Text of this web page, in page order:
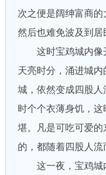
次之便是阔绅富商的
然后也难免波及到居
这时宝鸡城内像
天亮时分，涌进城
城，依然变成四股
时个个衣薄身饥，
堪。凡是可吃可爱
的，都随着四股人流
这一夜，宝鸡城